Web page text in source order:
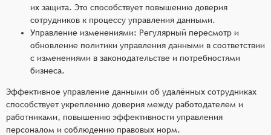
их защита. Это способствует повышению доверия
сотрудников к процессу управления данными.
Управление изменениями: Регулярный пересмотр и
обновление политики управления данными в соответствии
с изменениями в законодательстве и потребностями
бизнеса.
Эффективное управление данными об удалённых сотрудниках
способствует укреплению доверия между работодателем и
работниками, повышению эффективности управления
персоналом и соблюдению правовых норм.